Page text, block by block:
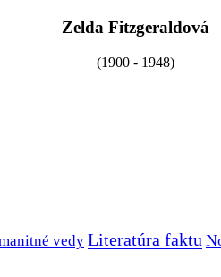
Zelda Fitzgeraldová
(1900 - 1948)
vedy Literatúra faktu